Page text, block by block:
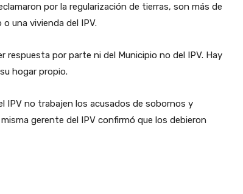
por la regularización de tierras, son más de
una vivienda del IPV.
respuesta por parte ni del Municipio no del IPV. Hay
hogar propio.
IPV no trabajen los acusados de sobornos y
gerente del IPV confirmó que los debieron